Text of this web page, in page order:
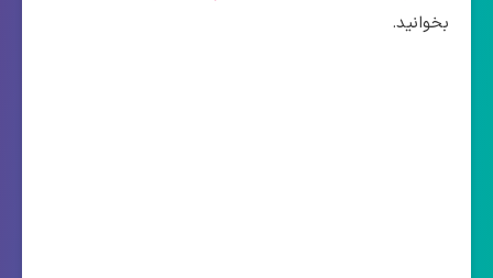
بخوانید.